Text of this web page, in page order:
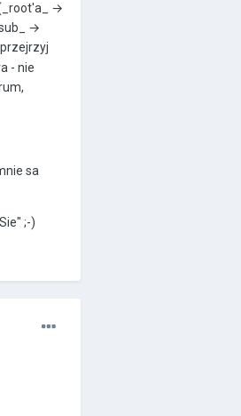
→
→
- nie
sa
;-)